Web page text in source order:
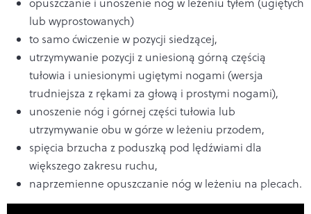
lub wyprostowanych)
to samo ćwiczenie w pozycji siedzącej,
utrzymywanie pozycji z uniesioną górną częścią
tułowia i uniesionymi ugiętymi nogami (wersja
trudniejsza z rękami za głową i prostymi nogami),
unoszenie nóg i górnej części tułowia lub
utrzymywanie obu w górze w leżeniu przodem,
spięcia brzucha z poduszką pod lędźwiami dla
większego zakresu ruchu,
naprzemienne opuszczanie nóg w leżeniu na plecach.